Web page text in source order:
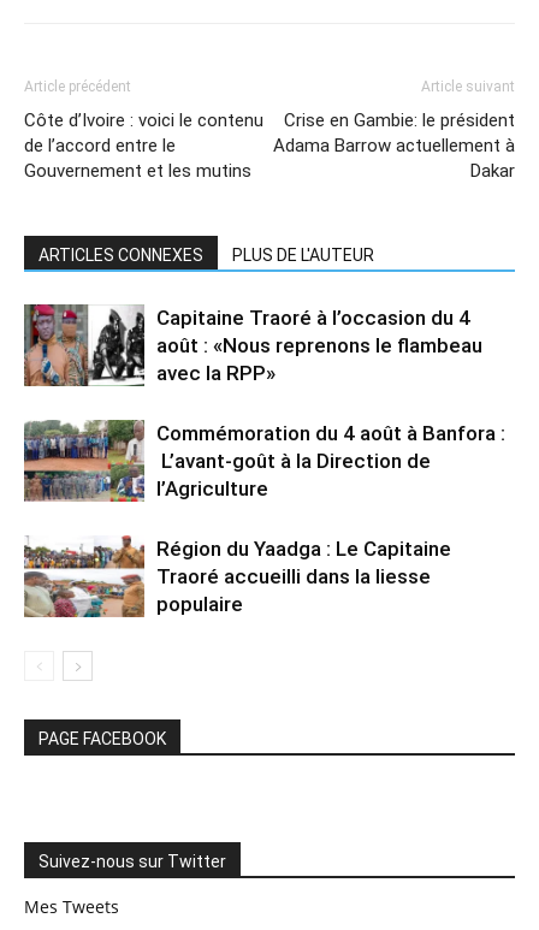
Article précédent
Côte d’Ivoire : voici le contenu
de l’accord entre le
Gouvernement et les mutins
Article suivant
Crise en Gambie: le président
Adama Barrow actuellement à
Dakar
ARTICLES CONNEXES PLUS DE L'AUTEUR
Capitaine Traoré à l’occasion du 4
août : «Nous reprenons le flambeau
avec la RPP»
Commémoration du 4 août à Banfora :
L’avant-goût à la Direction de
l’Agriculture
Région du Yaadga : Le Capitaine
Traoré accueilli dans la liesse
populaire
PAGE FACEBOOK
Suivez-nous sur Twitter
Mes Tweets